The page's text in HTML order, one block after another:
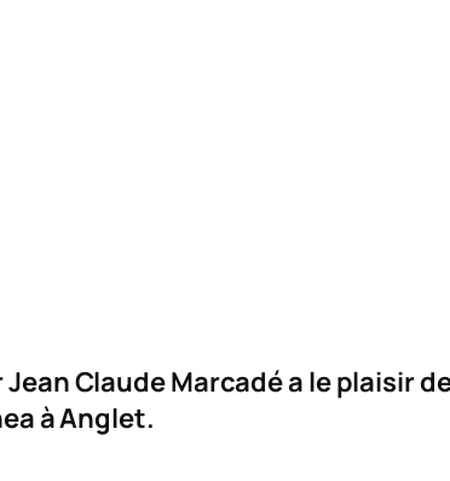
Claude Marcadé a le plaisir
à Anglet.